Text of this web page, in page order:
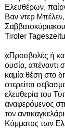
Ελευθέρων,
Βαν ντερ Μπέλεν,
Tiroler
«Προσβολές ή
ουσία,
καμία θέση στο
στερείται
ελευθερία του
αναφερόμενος
τον
Κόμματος των